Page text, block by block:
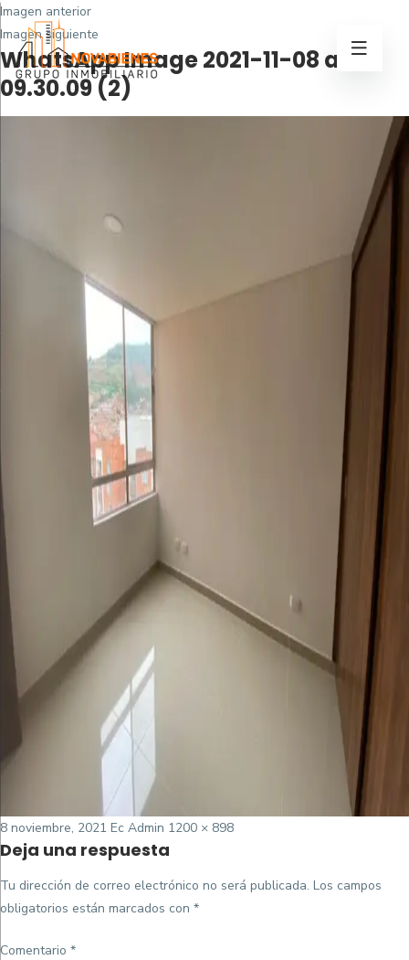
Imagen anterior
Imagen siguiente
WhatsApp Image 2021-11-08 at
09.30.09 (2)
Posted
on
8 noviembre, 2021 Ec Admin Tamaño
completo
1200 × 898
Deja una respuesta
Tu dirección de correo electrónico no será publicada. Los campos
obligatorios están marcados con *
Comentario *